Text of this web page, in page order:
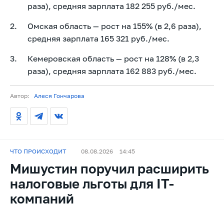
раза), средняя зарплата 182 255 руб./мес.
Омская область — рост на 155% (в 2,6 раза),
средняя зарплата 165 321 руб./мес.
Кемеровская область — рост на 128% (в 2,3
раза), средняя зарплата 162 883 руб./мес.
Автор: Алеся Гончарова
ЧТО ПРОИСХОДИТ 08.08.2026 14:45
Мишустин поручил расширить
налоговые льготы для IT-
компаний